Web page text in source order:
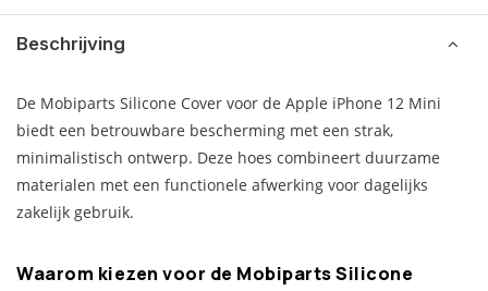
Beschrijving
De Mobiparts Silicone Cover voor de Apple iPhone 12 Mini
biedt een betrouwbare bescherming met een strak,
minimalistisch ontwerp. Deze hoes combineert duurzame
materialen met een functionele afwerking voor dagelijks
zakelijk gebruik.
Waarom kiezen voor de Mobiparts Silicone